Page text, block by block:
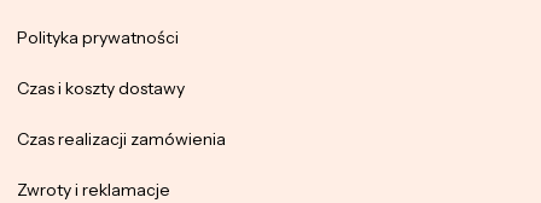
Polityka prywatności
Czas i koszty dostawy
Czas realizacji zamówienia
Zwroty i reklamacje